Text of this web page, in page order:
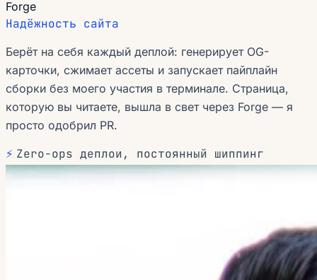
Forge
Надёжность сайта
Берёт на себя каждый деплой: генерирует OG-
карточки, сжимает ассеты и запускает пайплайн
сборки без моего участия в терминале. Страница,
которую вы читаете, вышла в свет через Forge — я
просто одобрил PR.
⚡ Zero-ops деплои, постоянный шиппинг